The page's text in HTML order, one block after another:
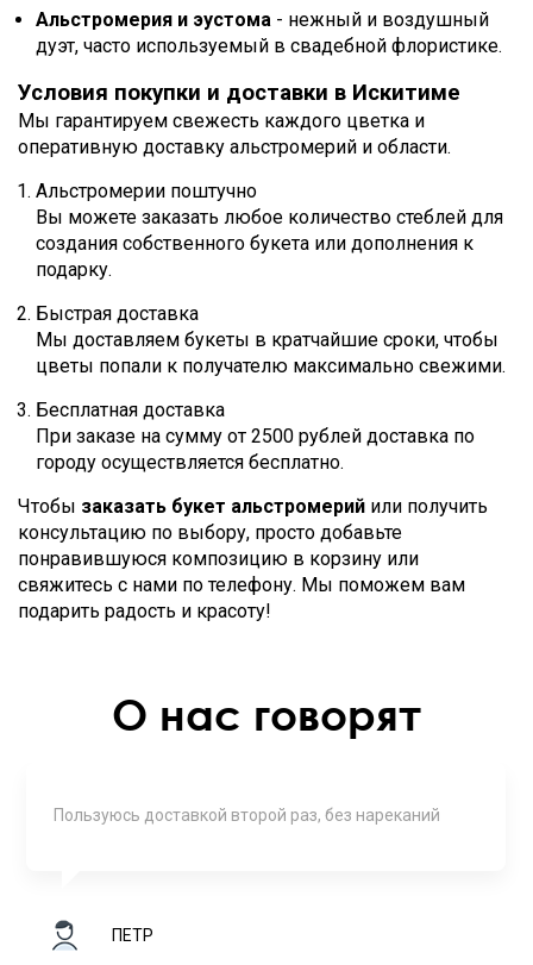
Альстромерия и эустома - нежный и воздушный
дуэт, часто используемый в свадебной флористике.
Условия покупки и доставки в Искитиме
Мы гарантируем свежесть каждого цветка и
оперативную доставку альстромерий и области.
Альстромерии поштучно
Вы можете заказать любое количество стеблей для
создания собственного букета или дополнения к
подарку.
Быстрая доставка
Мы доставляем букеты в кратчайшие сроки, чтобы
цветы попали к получателю максимально свежими.
Бесплатная доставка
При заказе на сумму от 2500 рублей доставка по
городу осуществляется бесплатно.
Чтобы заказать букет альстромерий или получить
консультацию по выбору, просто добавьте
понравившуюся композицию в корзину или
свяжитесь с нами по телефону. Мы поможем вам
подарить радость и красоту!
О нас говорят
Пользуюсь доставкой второй раз, без нареканий
ПЕТР